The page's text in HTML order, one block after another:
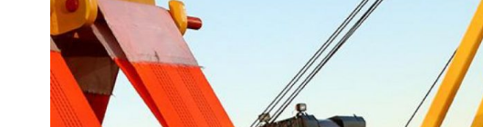
Paip Silinder
Bertekanan Tinggi
Paip Seamless Silinder
Paip Keluli LSAW
Paip Keluli SAWL
Paip keluli LSAW
2LPE
LPP
Paip
Paip Mekanikal Lancar ASTM A519